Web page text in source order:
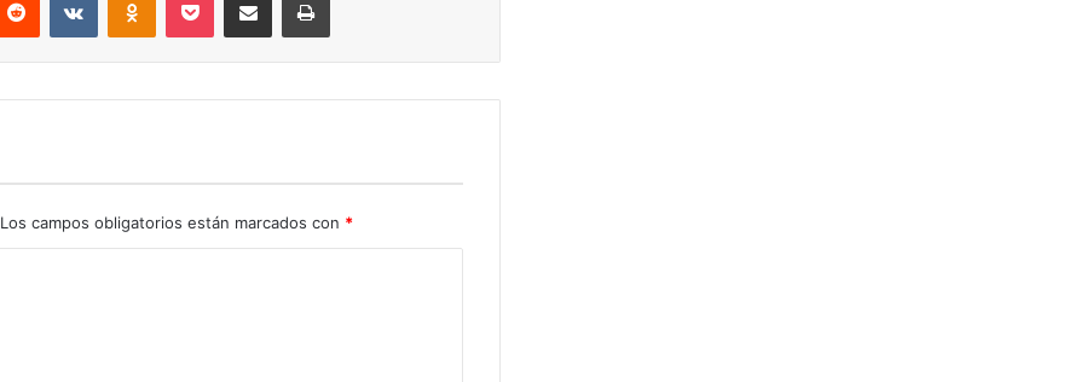
Los campos obligatorios están marcados con *